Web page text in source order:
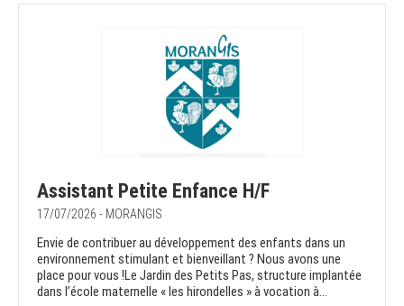
Assistant Petite Enfance H/F
17/07/2026 - MORANGIS
Envie de contribuer au développement des enfants dans un
environnement stimulant et bienveillant ? Nous avons une
place pour vous !Le Jardin des Petits Pas, structure implantée
dans l’école maternelle « les hirondelles » à vocation à...